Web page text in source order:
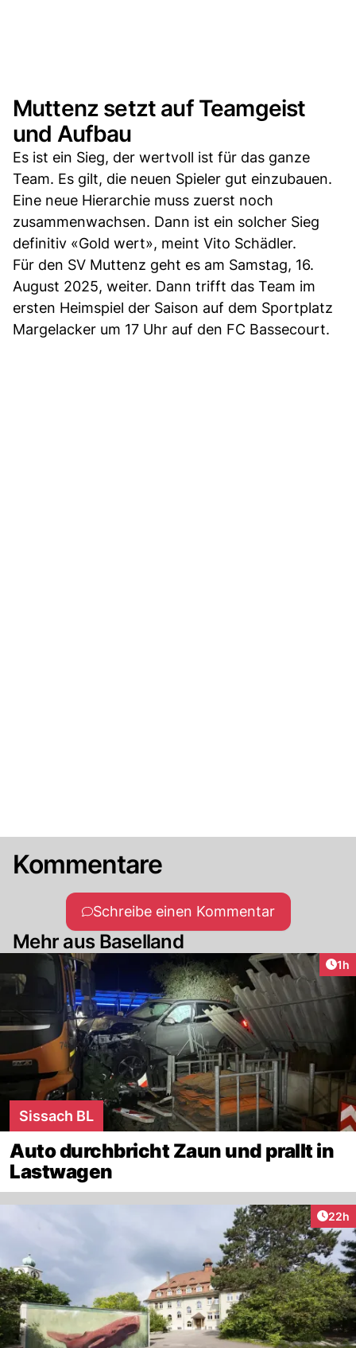
Muttenz setzt auf Teamgeist
und Aufbau
Es ist ein Sieg, der wertvoll ist für das ganze
Team. Es gilt, die neuen Spieler gut einzubauen.
Eine neue Hierarchie muss zuerst noch
zusammenwachsen. Dann ist ein solcher Sieg
definitiv «Gold wert», meint Vito Schädler.
Für den SV Muttenz geht es am Samstag, 16.
August 2025, weiter. Dann trifft das Team im
ersten Heimspiel der Saison auf dem Sportplatz
Margelacker um 17 Uhr auf den FC Bassecourt.
Kommentare
Schreibe einen Kommentar
Mehr aus Baselland
1h
Sissach BL
Auto durchbricht Zaun und prallt in
Lastwagen
22h